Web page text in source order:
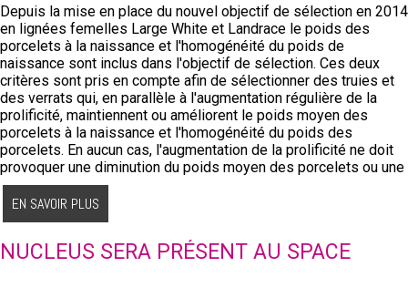
Depuis la mise en place du nouvel objectif de sélection en 2014
en lignées femelles Large White et Landrace le poids des
porcelets à la naissance et l'homogénéité du poids de
naissance sont inclus dans l'objectif de sélection. Ces deux
critères sont pris en compte afin de sélectionner des truies et
des verrats qui, en parallèle à l'augmentation régulière de la
prolificité, maintiennent ou améliorent le poids moyen des
porcelets à la naissance et l'homogénéité du poids des
porcelets. En aucun cas, l'augmentation de la prolificité ne doit
provoquer une diminution du poids moyen des porcelets ou une
augmentation de l'hétérogénéité des poids des porcelets à la
naissance.
Le tableau ci-dessous montre l'évolution en Large White
- du poids moyen des porcelets à la naissance
EN SAVOIR PLUS
NUCLEUS SERA PRÉSENT AU SPACE